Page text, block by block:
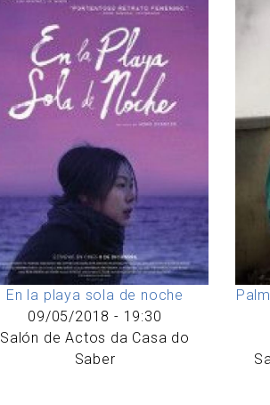
En la playa sola de noche
09/05/2018 - 19:30
Salón de Actos da Casa do
Saber